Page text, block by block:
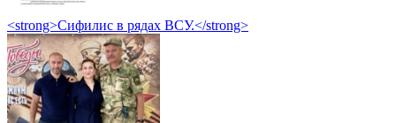
<strong>Сифилис в рядах ВСУ.</strong>